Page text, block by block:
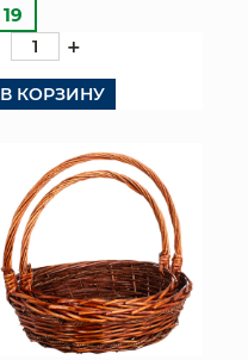
19
+
В КОРЗИНУ